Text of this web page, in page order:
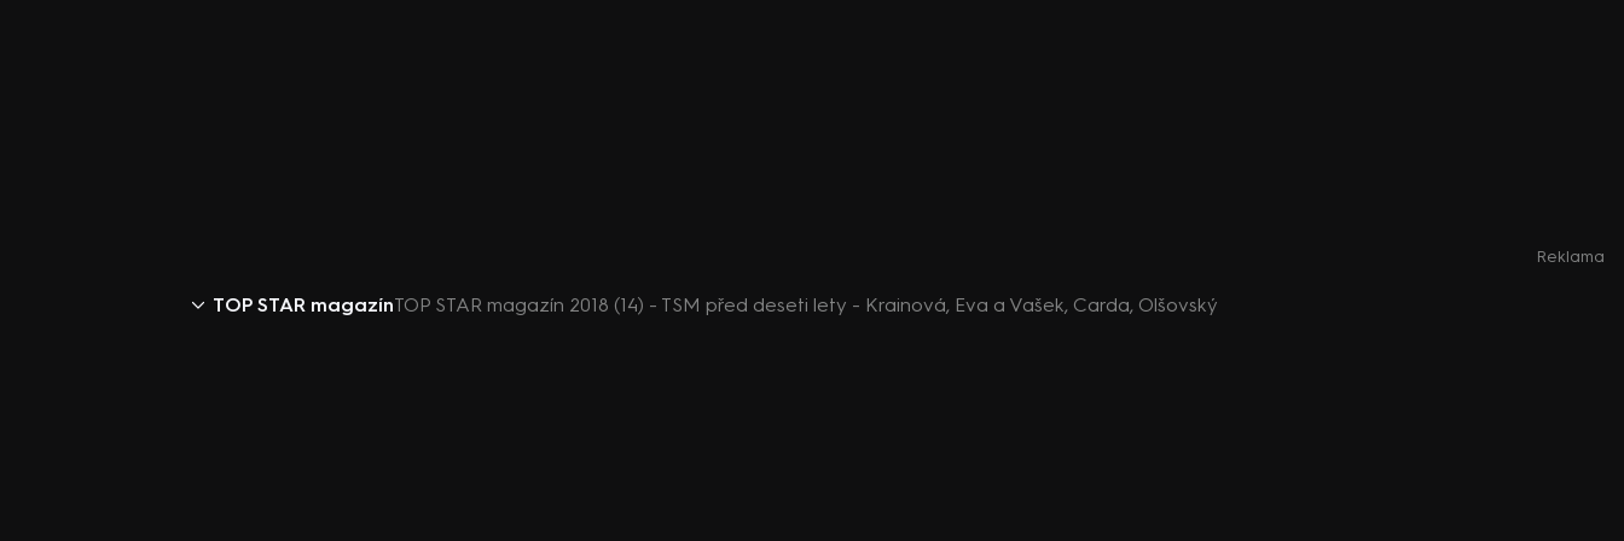
Reklama
TOP STAR magazínTOP STAR magazín 2018 (14) - TSM před deseti lety - Krainová, Eva a Vašek, Carda, Olšovský